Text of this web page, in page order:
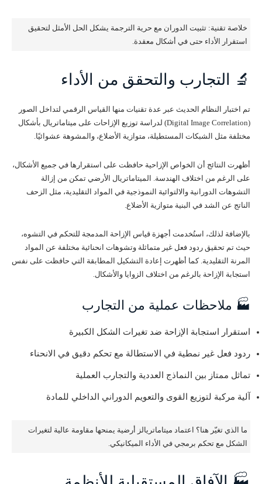
خلاصة تقنية: تثبيت الدوران مع حرية الترجمة يشكل الحل الأمثل لتحقيق
استقرار الأداء حتى في أشكال معقدة.
🔬 التجارب والتحقق من الأداء
تم اختبار النظام الحديث عبر عدة تقنيات منها القياس الرقمي لتداخل الصور
(Digital Image Correlation) لدراسة توزيع الإزاحات على ميتاماتريال بأشكال
مختلفة مثل الشبكات المستطيلة، متوازية الأضلاع، والمشوهة عشوائيًا.
أظهرت النتائج أن الخواص الإزاحية حافظت على استقرارها في جميع الأشكال،
على الرغم من اختلاف الهندسة. الميتاماتريال الأرضي تمكن من إزالة
التشوهات الدورانية والالتوائية النموذجية في المواد التقليدية، مثل الزحف
الناتج عن الشد في البنية متوازية الأضلاع.
بالإضافة لذلك، استُخدمت أجهزة قياس الإزاحة المدمجة للتحكم في التشوه،
حيث تم تحقيق ردود فعل غير متماثلة وتشوهات انحنائية مختلفة عن المواد
المرنة التقليدية. كما أظهرت إعادة التشكيل المطابقة التي حافظت على نفس
استجابة الإزاحة بالرغم من اختلاف الزوايا والأشكال.
🏭 ملاحظات عملية من التجارب
استقرار استجابة الإزاحة ضد تغيرات الشكل الكبيرة
ردود فعل غير نمطية في الاستطالة مع تحكم دقيق في الانحناء
تماثل ممتاز بين النماذج العددية والتجارب العملية
آلية مركبة لتوزيع القوى والتعويم الدوراني الداخلي للمادة
ما الذي تغيّر هنا؟ اعتماد ميتاماتريالز أرضية يمنحها مقاومة عالية لتغيرات
الشكل مع تحكم برمجي في الأداء الميكانيكي.